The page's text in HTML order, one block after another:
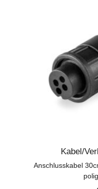
Kabel/
Anschlusskabel